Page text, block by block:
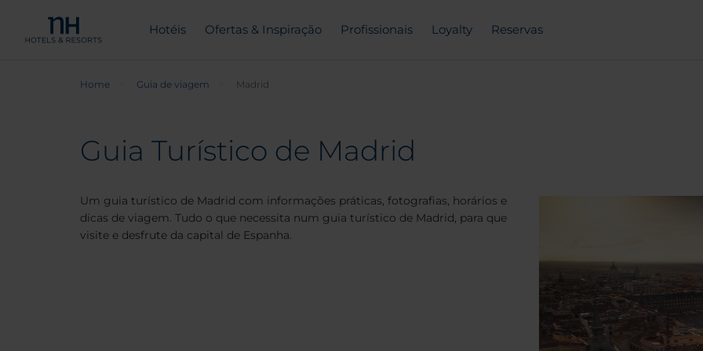
Hotéis Ofertas & Inspiração Profissionais Loyalty Reservas
Home Guia de viagem Madrid
Guia Turístico de Madrid
Um guia turístico de Madrid com informações práticas, fotografias, horários e
dicas de viagem. Tudo o que necessita num guia turístico de Madrid, para que
visite e desfrute da capital de Espanha.